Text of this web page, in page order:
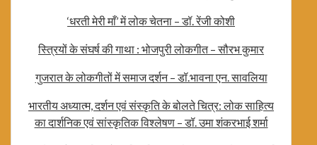
‘धरती मेरी माँ’ में लोक चेतना – डॉ. रेंजी कोशी
स्त्रियों के संघर्ष की गाथा : भोजपुरी लोकगीत – सौरभ कुमार
गुजरात के लोकगीतों में समाज दर्शन – डॉ.भावना एन. सावलिया
भारतीय अध्यात्म, दर्शन एवं संस्कृति के बोलते चित्र: लोक साहित्य
का दार्शनिक एवं सांस्कृतिक विश्लेषण – डॉ. उमा शंकरभाई शर्मा